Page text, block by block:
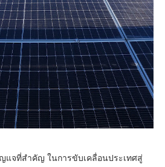
แจที่สำคัญ ในการขับเคลื่อนประเทศสู่